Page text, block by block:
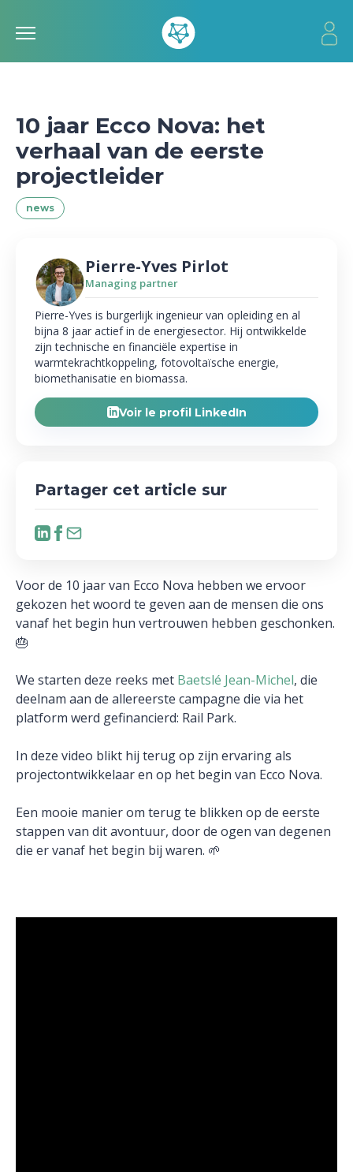
10 jaar Ecco Nova: het
verhaal van de eerste
projectleider
news
Pierre-Yves Pirlot
Managing partner
Pierre-Yves is burgerlijk ingenieur van opleiding en al
bijna 8 jaar actief in de energiesector. Hij ontwikkelde
zijn technische en financiële expertise in
warmtekrachtkoppeling, fotovoltaïsche energie,
biomethanisatie en biomassa.
Voir le profil LinkedIn
Partager cet article sur
Voor de 10 jaar van Ecco Nova hebben we ervoor
gekozen het woord te geven aan de mensen die ons
vanaf het begin hun vertrouwen hebben geschonken.
🎂
We starten deze reeks met Baetslé Jean-Michel, die
deelnam aan de allereerste campagne die via het
platform werd gefinancierd: Rail Park.
In deze video blikt hij terug op zijn ervaring als
projectontwikkelaar en op het begin van Ecco Nova.
Een mooie manier om terug te blikken op de eerste
stappen van dit avontuur, door de ogen van degenen
die er vanaf het begin bij waren. 🌱